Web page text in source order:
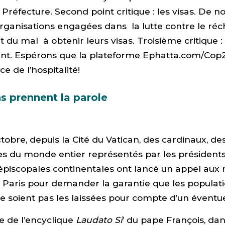
Second point critique : les visas. De
engagées dans la lutte contre le
du mal à obtenir leurs visas. Troisième critique :
Espérons que la plateforme Ephatta.com/
de l’hospitalité!
prennent la parole
depuis la Cité du Vatican, des cardinaux,
du monde entier représentés par les
continentales ont lancé un appel aux
Paris pour demander la garantie que les
soient pas les laissées pour compte d’un
de l’encyclique Laudato Si’ du pape François,